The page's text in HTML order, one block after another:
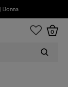
Donna
0